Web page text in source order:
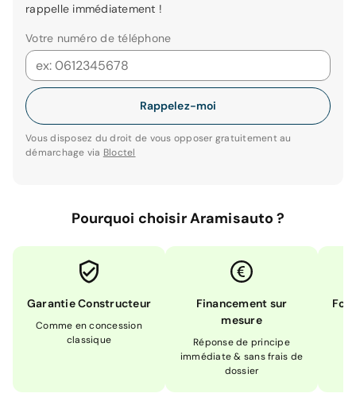
rappelle immédiatement !
Votre numéro de téléphone
Rappelez-moi
Vous disposez du droit de vous opposer gratuitement au
démarchage via Bloctel
Pourquoi choisir Aramisauto ?
Garantie Constructeur
Comme en concession
classique
Financement sur
mesure
Réponse de principe
immédiate & sans frais de
dossier